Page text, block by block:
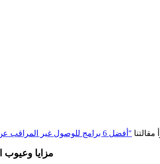
مقالتنا
مزايا